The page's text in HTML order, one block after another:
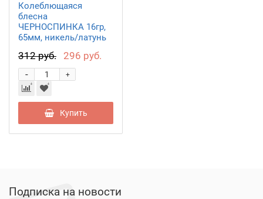
Колеблющаяся
блесна
ЧЕРНОСПИНКА 16гр,
65мм, никель/латунь
312 руб. 296 руб.
+
-
Купить
Подписка на новости